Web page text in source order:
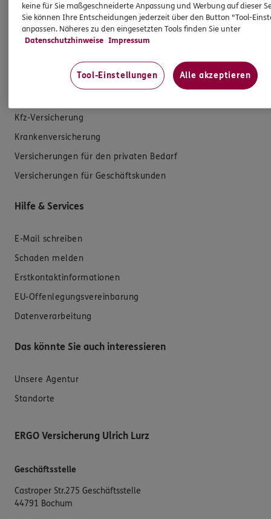
Kfz-Versicherung
Krankenversicherung
Versicherungen für den privaten Bedarf
Versicherungen für Geschäftskunden
Hilfe & Services
E-Mail schreiben
Schaden melden
Erstkontaktinformationen
EU-Offenlegungsvereinbarung
Datenverarbeitung
Das könnte Sie auch interessieren
Unsere Agentur
Standorte
ERGO Versicherung Ulrich Lurz
Geschäftsstelle
Castroper Str.275 Geschäftsstelle
44791 Bochum
keine für Sie maßgeschneiderte Anpassung und Werbung auf dieser
Sie können Ihre Entscheidungen jederzeit über den Button "Tool-
anpassen. Näheres zu den eingesetzten Tools finden Sie unter
Datenschutzhinweise Impressum
Tool-Einstellungen Alle akzeptieren